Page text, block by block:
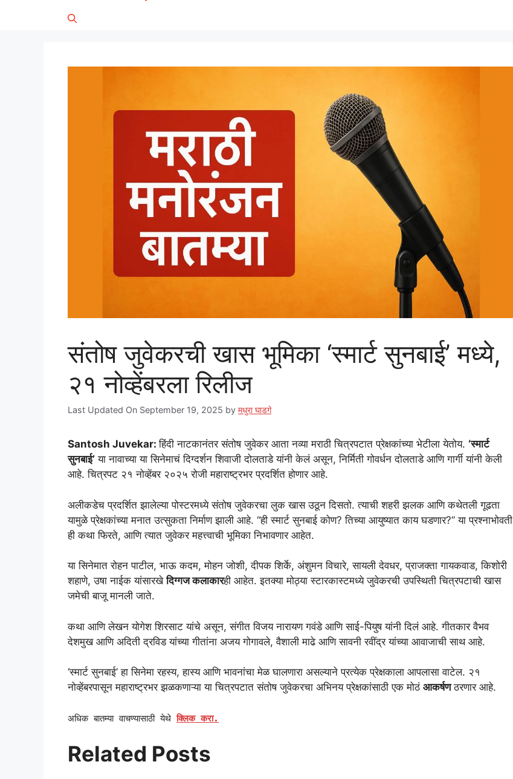
संतोष जुवेकरची खास भूमिका ‘स्मार्ट सुनबाई’ मध्ये,
२१ नोव्हेंबरला रिलीज
Last Updated On September 19, 2025 by मधुरा घाडगे
Santosh Juvekar:हिंदी नाटकानंतर संतोष जुवेकर आता नव्या मराठी चित्रपटात प्रेक्षकांच्या भेटीला येतोय. ‘स्मार्ट
सुनबाई’ या नावाच्या या सिनेमाचं दिग्दर्शन शिवाजी दोलताडे यांनी केलं असून, निर्मिती गोवर्धन दोलताडे आणि गार्गी यांनी केली
आहे. चित्रपट २१ नोव्हेंबर २०२५ रोजी महाराष्ट्रभर प्रदर्शित होणार आहे.
अलीकडेच प्रदर्शित झालेल्या पोस्टरमध्ये संतोष जुवेकरचा लुक खास उठून दिसतो. त्याची शहरी झलक आणि कथेतली गूढता
यामुळे प्रेक्षकांच्या मनात उत्सुकता निर्माण झाली आहे. “ही स्मार्ट सुनबाई कोण? तिच्या आयुष्यात काय घडणार?” या प्रश्नाभोवती
ही कथा फिरते, आणि त्यात जुवेकर महत्त्वाची भूमिका निभावणार आहेत.
या सिनेमात रोहन पाटील, भाऊ कदम, मोहन जोशी, दीपक शिर्के, अंशुमन विचारे, सायली देवधर, प्राजक्ता गायकवाड, किशोरी
शहाणे, उषा नाईक यांसारखेदिग्गज कलाकारही आहेत. इतक्या मोठ्या स्टारकास्टमध्ये जुवेकरची उपस्थिती चित्रपटाची खास
जमेची बाजू मानली जाते.
कथा आणि लेखन योगेश शिरसाट यांचे असून, संगीत विजय नारायण गवंडे आणि साई-पियुष यांनी दिलं आहे. गीतकार वैभव
देशमुख आणि अदिती द्रविड यांच्या गीतांना अजय गोगावले, वैशाली माढे आणि सावनी रवींद्र यांच्या आवाजाची साथ आहे.
‘स्मार्ट सुनबाई’ हा सिनेमा रहस्य, हास्य आणि भावनांचा मेळ घालणारा असल्याने प्रत्येक प्रेक्षकाला आपलासा वाटेल. २१
नोव्हेंबरपासून महाराष्ट्रभर झळकणाऱ्या या चित्रपटात संतोष जुवेकरचा अभिनय प्रेक्षकांसाठी एक मोठं आकर्षणठरणार आहे.
अधिक बातम्या वाचण्यासाठी येथेक्लिक करा.
Related Posts